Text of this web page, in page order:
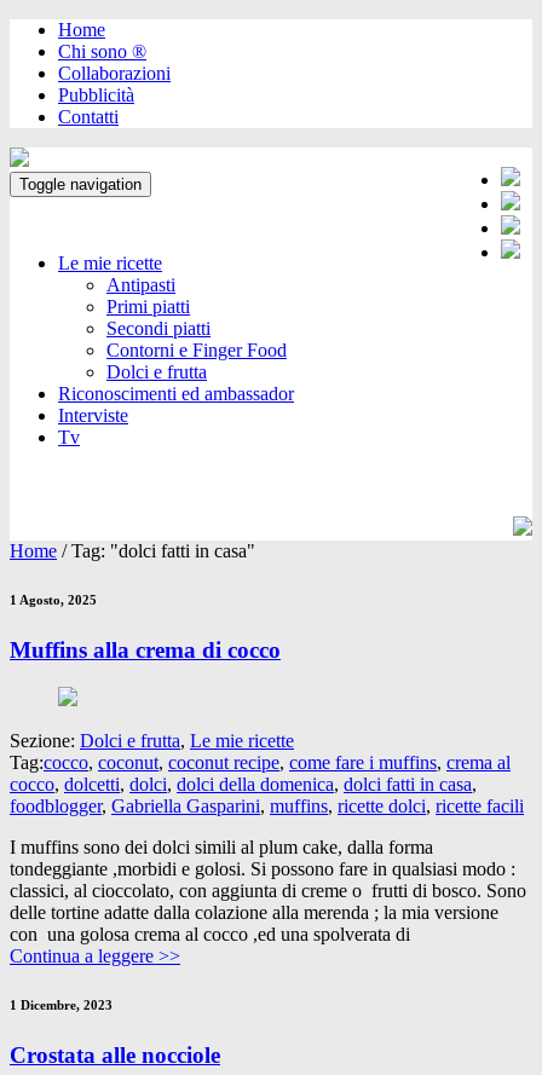
Home
Chi sono ®️
Collaborazioni
Pubblicità
Contatti
Toggle navigation
Le mie ricette
Antipasti
Primi piatti
Secondi piatti
Contorni e Finger Food
Dolci e frutta
Riconoscimenti ed ambassador
Interviste
Tv
Home /Tag: "dolci fatti in casa"
1 Agosto, 2025
Muffins alla crema di cocco
Sezione: Dolci e frutta, Le mie ricette
Tag:cocco, coconut, coconut recipe, come fare i muffins, crema al
cocco, dolcetti, dolci, dolci della domenica, dolci fatti in casa,
foodblogger, Gabriella Gasparini, muffins, ricette dolci, ricette facili
I muffins sono dei dolci simili al plum cake, dalla forma
tondeggiante ,morbidi e golosi. Si possono fare in qualsiasi modo :
classici, al cioccolato, con aggiunta di creme o frutti di bosco. Sono
delle tortine adatte dalla colazione alla merenda ; la mia versione
con una golosa crema al cocco ,ed una spolverata di
Continua a leggere >>
1 Dicembre, 2023
Crostata alle nocciole